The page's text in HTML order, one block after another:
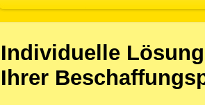
Individuelle Lösung
Ihrer